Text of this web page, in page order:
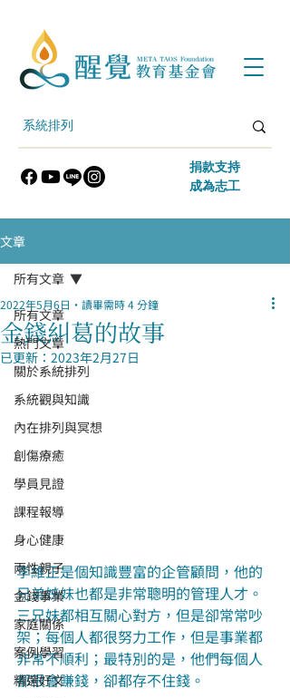
​捐款支持
​成為志工
文章
所有文章
熱門文章
關於系統排列
系統觀與知識
內在排列與冥想
創傷療癒
學員見證
課程報導
身心健康
兩性親子
金錢事業
家庭關係
案例學習
精選好文
所有文章
金錢糾葛的故事
2022年5月6日 讀畢需時 4 分鐘
已更新： 2023年2月27日
李維正是個知識豐富的企管顧問，他的
兄弟姊妹也都是非常聰明的管理人才。
三兄妹都相互關心對方，但是卻常常吵
架；每個人都很努力工作，但是事業都
非常不順利；最特別的是，他們每個人
都很會賺錢，卻都存不住錢。